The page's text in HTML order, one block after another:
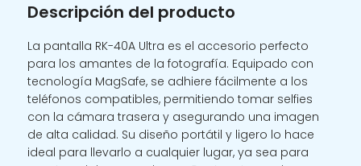
40A
PANTALLA
CON
MAGSAFE
PARA
SELFIE
CON
CAMARA
Descripción del producto
La pantalla RK-40A Ultra es el accesorio perfecto
para los amantes de la fotografía. Equipado con
tecnología MagSafe, se adhiere fácilmente a los
teléfonos compatibles, permitiendo tomar selfies
con la cámara trasera y asegurando una imagen
de alta calidad. Su diseño portátil y ligero lo hace
ideal para llevarlo a cualquier lugar, ya sea para